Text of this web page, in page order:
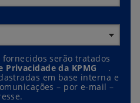
serão tratados
Privacidade da KPMG
.
em base interna e
– por e-mail –